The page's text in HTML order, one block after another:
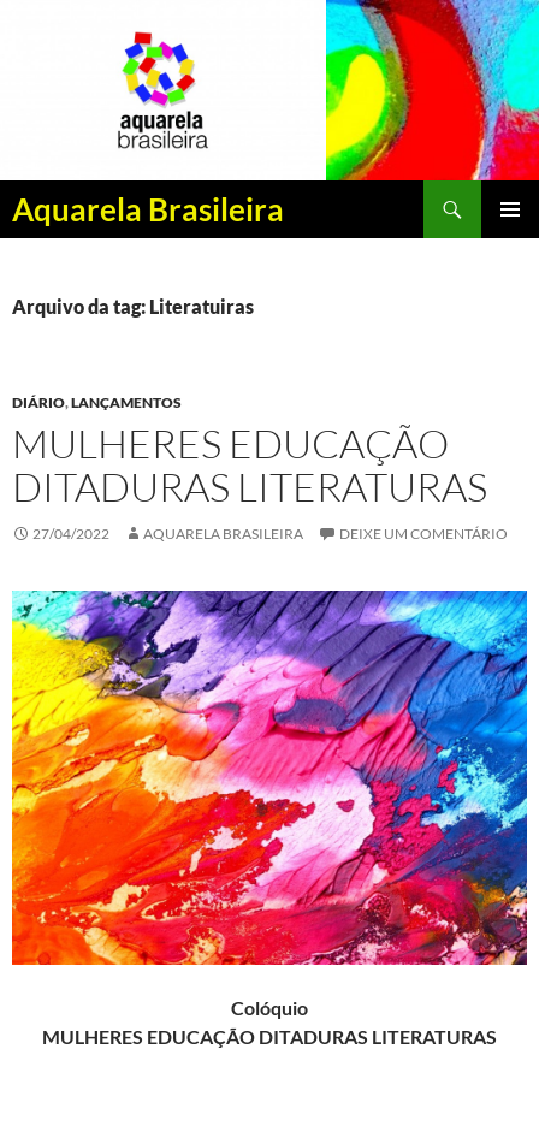
Aquarela Brasileira
Pesquisar
PULAR
CONTEÚDO
Arquivo da tag: Literatuiras
DIÁRIO,LANÇAMENTOS
MULHERES EDUCAÇÃO
DITADURAS LITERATURAS
27/04/2022 AQUARELA BRASILEIRA DEIXE UM COMENTÁRIO
Colóquio
MULHERES EDUCAÇÃO DITADURAS LITERATURAS